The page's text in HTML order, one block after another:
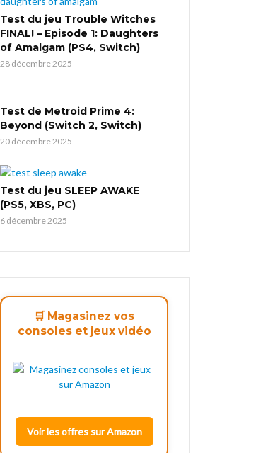
Test du jeu Trouble Witches
FINAL! – Episode 1: Daughters
of Amalgam (PS4, Switch)
28 décembre 2025
Test de Metroid Prime 4:
Beyond (Switch 2, Switch)
20 décembre 2025
Test du jeu SLEEP AWAKE
(PS5, XBS, PC)
6 décembre 2025
🛒 Magasinez vos
consoles et jeux vidéo
Voir les offres sur Amazon